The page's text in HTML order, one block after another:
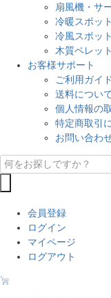
扇風機・サ
冷暖スポッ
冷風スポッ
木質ペレッ
お客様サポート
ご利用ガイド
送料につい
個人情報の
特定商取引
お問い合わ
会員登録
ログイン
マイページ
ログアウト